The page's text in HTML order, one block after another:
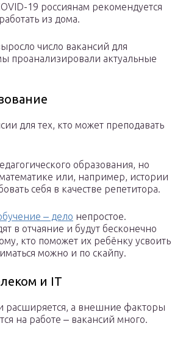
19 россиянам рекомендуется
из дома.
число вакансий для
проанализировали актуальные
для тех, кто может преподавать
образования, но
или, например, истории
себя в качестве репетитора.
‒ дело непростое.
в отчаяние и будут бесконечно
кто поможет их ребёнку усвоить
можно и по скайпу.
и IT
расширяется, а внешние факторы
на работе ‒ вакансий много.